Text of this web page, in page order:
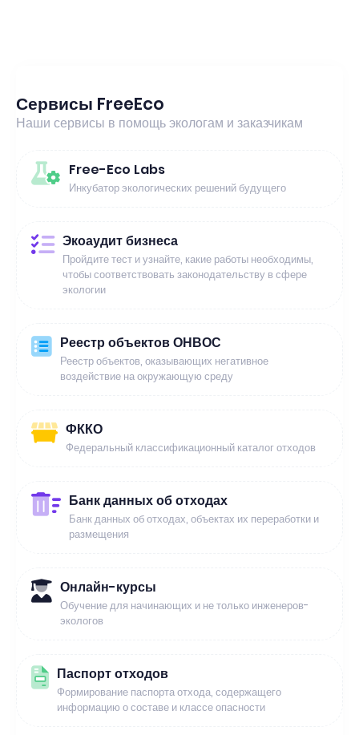
Сервисы FreeEco
Наши сервисы в помощь экологам и заказчикам
Free-Eco Labs
Инкубатор экологических решений будущего
Экоаудит бизнеса
Пройдите тест и узнайте, какие работы необходимы,
чтобы соответствовать законодательству в сфере
экологии
Реестр объектов ОНВОС
Реестр объектов, оказывающих негативное
воздействие на окружающую среду
ФККО
Федеральный классификационный каталог отходов
Банк данных об отходах
Банк данных об отходах, объектах их переработки и
размещения
Онлайн-курсы
Обучение для начинающих и не только инженеров-
экологов
Паспорт отходов
Формирование паспорта отхода, содержащего
информацию о составе и классе опасности